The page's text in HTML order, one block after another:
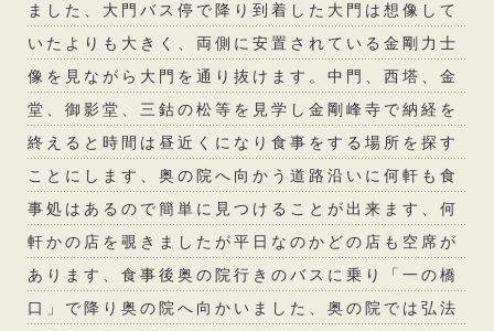
ました、大門バス停で降り到着した大門は想像して
いたよりも大きく、両側に安置されている金剛力士
像を見ながら大門を通り抜けます。中門、西塔、金
堂、御影堂、三鈷の松等を見学し金剛峰寺で納経を
終えると時間は昼近くになり食事をする場所を探す
ことにします、奥の院へ向かう道路沿いに何軒も食
事処はあるので簡単に見つけることが出来ます、何
軒かの店を覗きましたが平日なのかどの店も空席が
あります、食事後奥の院行きのバスに乗り「一の橋
口」で降り奥の院へ向かいました、奥の院では弘法